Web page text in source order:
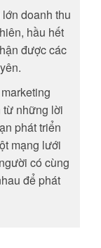
doanh thu
hầu hết
được các
từ những lời
phát triển
mạng lưới
có cùng
để phát